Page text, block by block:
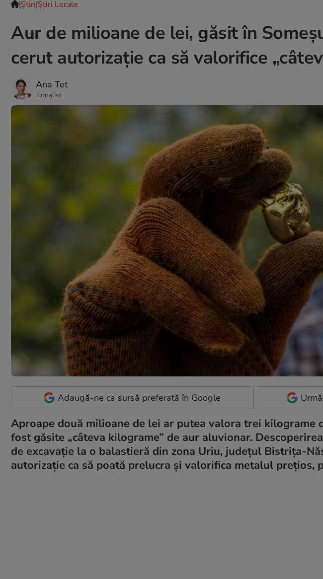
|Ştiri|Știri Locale
Aur de milioane de lei, găsit în
cerut autorizație ca să valorifice
Ana Tet
Jurnalist
Adaugă-ne ca sursă preferată în Google
Aproape două milioane de lei ar putea valora trei kilograme
fost găsite „câteva kilograme” de aur aluvionar.
de excavație la o balastieră din zona Uriu, județul Bistrița-
autorizație ca să poată prelucra și valorifica metalul prețios,